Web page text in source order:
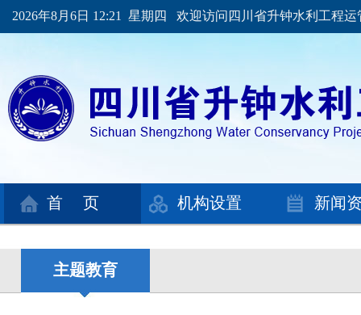
2026年8月6日 12:21 星期四 欢迎访问四川省升钟水利工程运
首 页 机构设置 新闻
主题教育